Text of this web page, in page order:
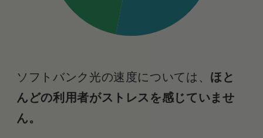
ソフトバンク光の速度については、 ほと
んどの利用者がストレスを感じていませ
ん。